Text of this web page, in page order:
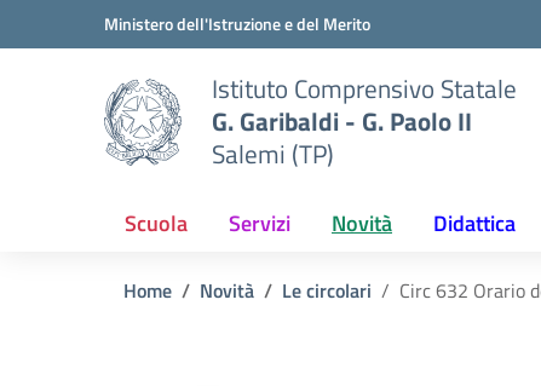
Vai ai contenuti
Vai al menu di navigazioneMinistero dell'Istruzione e del Merito
Istituto Comprensivo Statale
G. Garibaldi - G. Paolo II
Salemi (TP)
Scuola Servizi Novità Didattica
Home Novità Le circolari Circ 632 Orario